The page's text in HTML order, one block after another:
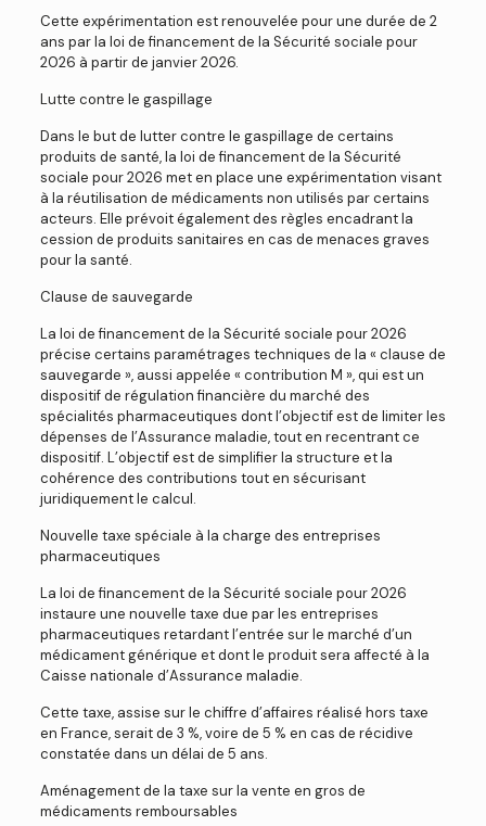
Cette expérimentation est renouvelée pour une durée de 2
ans par la loi de financement de la Sécurité sociale pour
2026 à partir de janvier 2026.
Lutte contre le gaspillage
Dans le but de lutter contre le gaspillage de certains
produits de santé, la loi de financement de la Sécurité
sociale pour 2026 met en place une expérimentation visant
à la réutilisation de médicaments non utilisés par certains
acteurs. Elle prévoit également des règles encadrant la
cession de produits sanitaires en cas de menaces graves
pour la santé.
Clause de sauvegarde
La loi de financement de la Sécurité sociale pour 2026
précise certains paramétrages techniques de la « clause de
sauvegarde », aussi appelée « contribution M », qui est un
dispositif de régulation financière du marché des
spécialités pharmaceutiques dont l’objectif est de limiter les
dépenses de l’Assurance maladie, tout en recentrant ce
dispositif. L’objectif est de simplifier la structure et la
cohérence des contributions tout en sécurisant
juridiquement le calcul.
Nouvelle taxe spéciale à la charge des entreprises
pharmaceutiques
La loi de financement de la Sécurité sociale pour 2026
instaure une nouvelle taxe due par les entreprises
pharmaceutiques retardant l’entrée sur le marché d’un
médicament générique et dont le produit sera affecté à la
Caisse nationale d’Assurance maladie.
Cette taxe, assise sur le chiffre d’affaires réalisé hors taxe
en France, serait de 3 %, voire de 5 % en cas de récidive
constatée dans un délai de 5 ans.
Aménagement de la taxe sur la vente en gros de
médicaments remboursables